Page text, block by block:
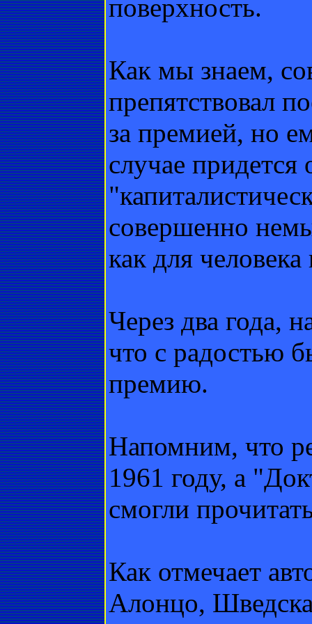
поверхность.
Как мы знаем,
препятствовал
за премией, но
случае придется
совершенно
как для человека
Через два года,
что с радостью
премию.
Напомним, что
1961 году, а
смогли
Как отмечает
Алонцо,